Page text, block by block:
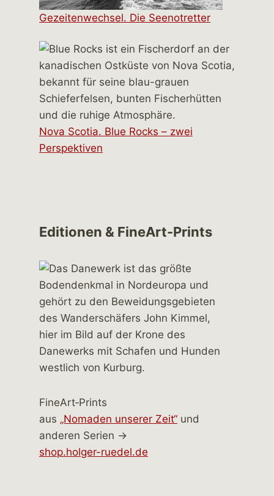
Gezeitenwechsel. Die Seenotretter
Nova Scotia. Blue Rocks – zwei
Perspektiven
Editionen & FineArt-Prints
FineArt‑Prints
aus „Nomaden unserer Zeit“ und
anderen Serien →
shop.holger-ruedel.de